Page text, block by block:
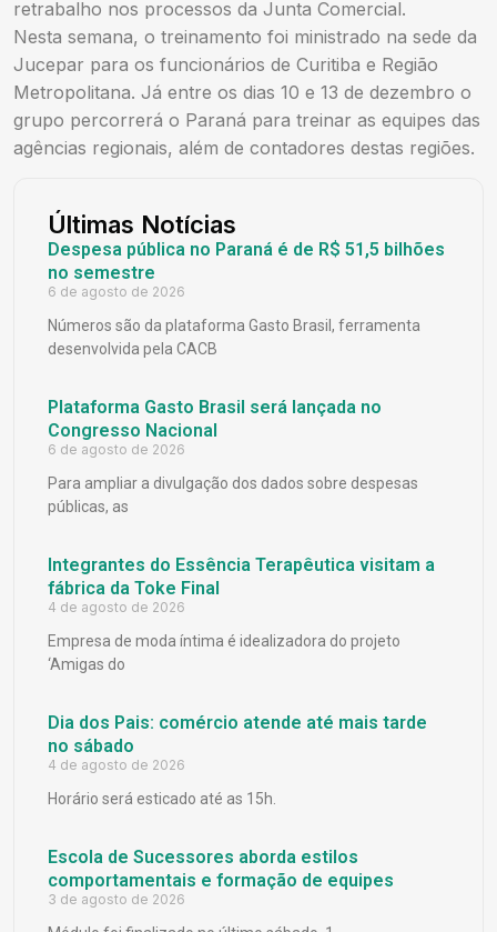
retrabalho nos processos da Junta Comercial.
Nesta semana, o treinamento foi ministrado na sede da
Jucepar para os funcionários de Curitiba e Região
Metropolitana. Já entre os dias 10 e 13 de dezembro o
grupo percorrerá o Paraná para treinar as equipes das
agências regionais, além de contadores destas regiões.
Últimas Notícias
Despesa pública no Paraná é de R$ 51,5 bilhões
no semestre
6 de agosto de 2026
Números são da plataforma Gasto Brasil, ferramenta
desenvolvida pela CACB
Plataforma Gasto Brasil será lançada no
Congresso Nacional
6 de agosto de 2026
Para ampliar a divulgação dos dados sobre despesas
públicas, as
Integrantes do Essência Terapêutica visitam a
fábrica da Toke Final
4 de agosto de 2026
Empresa de moda íntima é idealizadora do projeto
‘Amigas do
Dia dos Pais: comércio atende até mais tarde
no sábado
4 de agosto de 2026
Horário será esticado até as 15h.
Escola de Sucessores aborda estilos
comportamentais e formação de equipes
3 de agosto de 2026